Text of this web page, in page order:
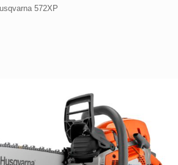
572XP